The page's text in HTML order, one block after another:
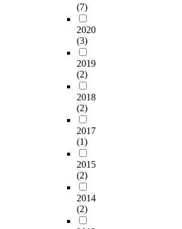
(7)
2020
(3)
2019
(2)
2018
(2)
2017
(1)
2015
(2)
2014
(2)